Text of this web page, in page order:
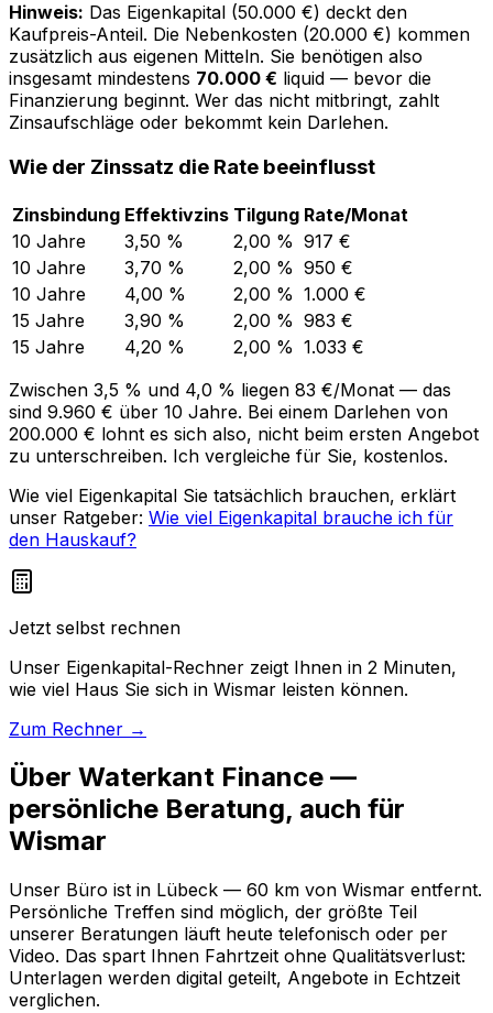
Hinweis: Das Eigenkapital (50.000 €) deckt den
Kaufpreis-Anteil. Die Nebenkosten (20.000 €) kommen
zusätzlich aus eigenen Mitteln. Sie benötigen also
insgesamt mindestens 70.000 € liquid — bevor die
Finanzierung beginnt. Wer das nicht mitbringt, zahlt
Zinsaufschläge oder bekommt kein Darlehen.
Wie der Zinssatz die Rate beeinflusst
Zinsbindung Effektivzins Tilgung Rate/Monat
10 Jahre
3,50 % 2,00 % 917 €
10 Jahre
3,70 % 2,00 % 950 €
10 Jahre
4,00 % 2,00 % 1.000 €
15 Jahre
3,90 % 2,00 % 983 €
15 Jahre
4,20 % 2,00 % 1.033 €
Zwischen 3,5 % und 4,0 % liegen 83 €/Monat — das
sind 9.960 € über 10 Jahre. Bei einem Darlehen von
200.000 € lohnt es sich also, nicht beim ersten Angebot
zu unterschreiben. Ich vergleiche für Sie, kostenlos.
Wie viel Eigenkapital Sie tatsächlich brauchen, erklärt
unser Ratgeber: Wie viel Eigenkapital brauche ich für
den Hauskauf?
Jetzt selbst rechnen
Unser Eigenkapital-Rechner zeigt Ihnen in 2 Minuten,
wie viel Haus Sie sich in Wismar leisten können.
Zum Rechner →
Über Waterkant Finance —
persönliche Beratung, auch für
Wismar
Unser Büro ist in Lübeck — 60 km von Wismar entfernt.
Persönliche Treffen sind möglich, der größte Teil
unserer Beratungen läuft heute telefonisch oder per
Video. Das spart Ihnen Fahrtzeit ohne Qualitätsverlust:
Unterlagen werden digital geteilt, Angebote in Echtzeit
verglichen.